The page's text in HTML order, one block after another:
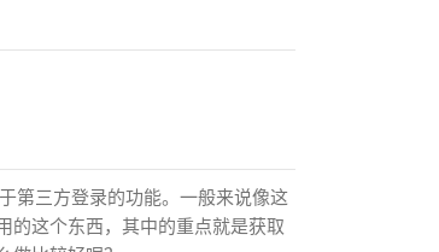
第三方登录的功能。一般来说像这
的这个东西，其中的重点就是获取